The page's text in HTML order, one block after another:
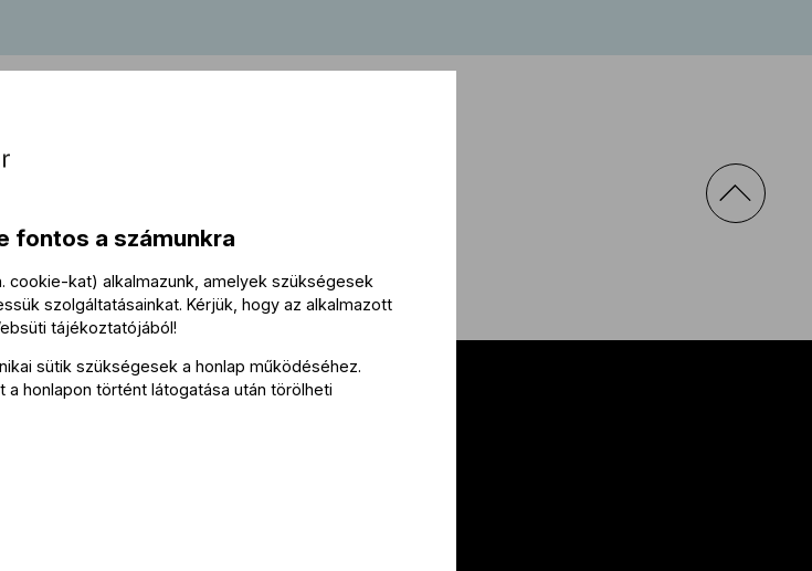
fontos a számunkra
cookie-kat) alkalmazunk, amelyek szükségesek
szolgáltatásainkat. Kérjük, hogy az alkalmazott
tájékoztatójából!
sütik szükségesek a honlap működéséhez.
honlapon történt látogatása után törölheti